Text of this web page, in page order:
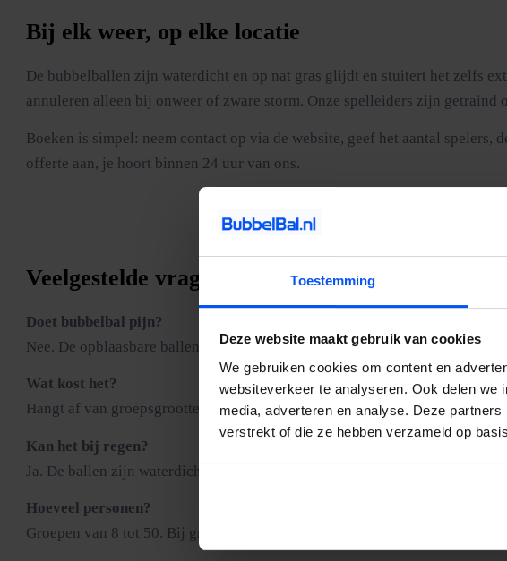
Toestemming
Deze website maakt gebruik van cookies
We gebruiken cookies om content en
websiteverkeer te analyseren. Ook delen
media, adverteren en analyse. Deze
verstrekt of die ze hebben verzameld op
Bij elk weer, op elke locatie
De bubbelballen zijn waterdicht en op nat gras glijdt en stuitert het zelfs
annuleren alleen bij onweer of zware storm. Onze spelleiders zijn getraind
Boeken is simpel: neem contact op via de website, geef het aantal spelers,
offerte aan, je hoort binnen 24 uur van ons.
Veelgestelde vragen
Doet bubbelbal pijn?
Nee. De opblaasbare ballen beschermen je lichaam volledig. Je valt zacht
Wat kost het?
Hangt af van groepsgrootte, duur en locatie. Neem contact op voor een
Kan het bij regen?
Ja. De ballen zijn waterdicht en op nat gras glijdt en stuitert het zelfs extra
Hoeveel personen?
Groepen van 8 tot 50. Bij grotere groepen werken we met wisselende teams